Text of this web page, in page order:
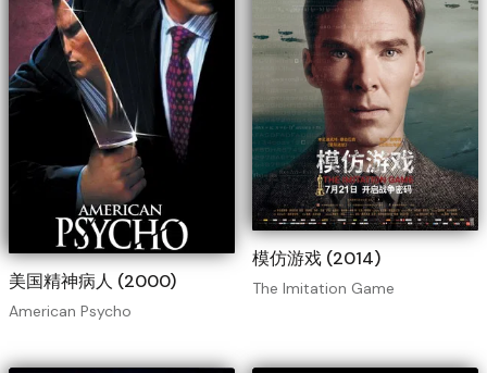
美国精神病人 (2000)
American Psycho
模仿游戏 (2014)
The Imitation Game